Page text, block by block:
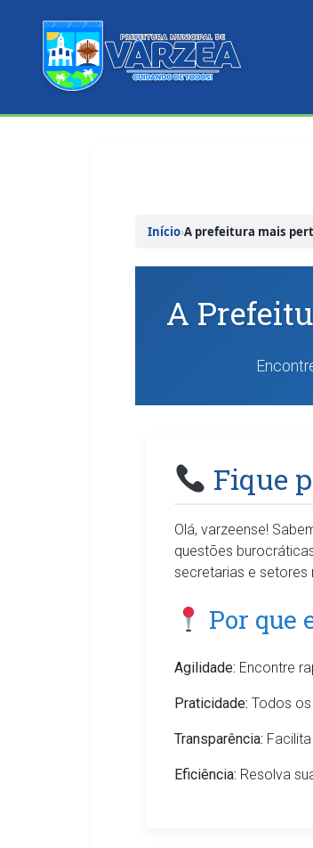
Início›A prefeitura mais
A
Fique
Olá, varzeense!
questões
secretarias e setores
Por que
Agilidade: Encontre
Praticidade: Todos
Transparência:
Eficiência: Resolva